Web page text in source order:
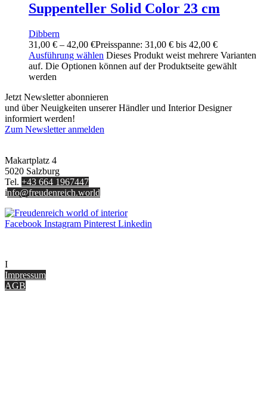
Suppenteller Solid Color 23 cm
Dibbern
31,00 € – 42,00 €Preisspanne: 31,00 € bis 42,00 €
Ausführung wählen Dieses Produkt weist mehrere Varianten
auf. Die Optionen können auf der Produktseite gewählt
werden
Jetzt Newsletter abonnieren
und über Neuigkeiten unserer Händler und Interior Designer
informiert werden!
Zum Newsletter anmelden
Makartplatz 4
5020 Salzburg
Tel. +43 664 1967447
info@freudenreich.world
Facebook Instagram Pinterest Linkedin
I
Impressum
AGB